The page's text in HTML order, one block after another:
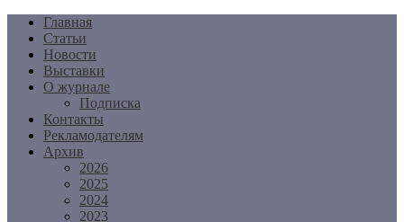
Перейти
содержимому
Главная
Статьи
Новости
Выставки
О журнале
Подписка
Контакты
Рекламодателям
Архив
2026
2025
2024
2023